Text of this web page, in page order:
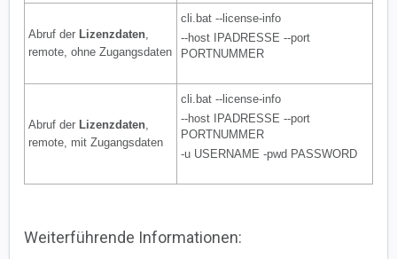
Abruf der Lizenzdaten,
remote, ohne Zugangsdaten
cli.bat --license-info
--host IPADRESSE --port
PORTNUMMER
Abruf der Lizenzdaten,
remote, mit Zugangsdaten
cli.bat --license-info
--host IPADRESSE --port
PORTNUMMER
-u USERNAME -pwd PASSWORD
Weiterführende Informationen: